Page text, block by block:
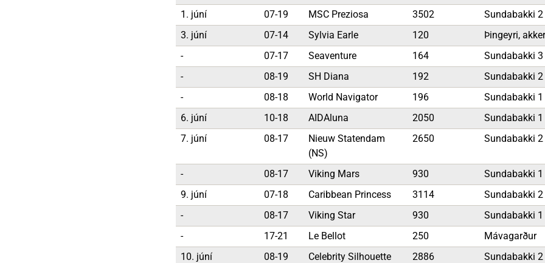
1. júní
07-19 MSC Preziosa 3502
Sundabakki 2
3. júní
07-14 Sylvia Earle 120
Þingeyri,
-
07-17 Seaventure 164
Sundabakki 3
-
08-19 SH Diana 192
Sundabakki 2
-
08-18 World Navigator 196
Sundabakki 1
6. júní
10-18 AIDAluna 2050
Sundabakki 1
7. júní
08-17
Nieuw Statendam
(NS)
2650 Sundabakki 2
- 08-17 Viking Mars 930
Sundabakki 1
9. júní
07-18 Caribbean Princess 3114
Sundabakki 2
-
08-17 Viking Star 930
Sundabakki 1
-
17-21 Le Bellot 250
Mávagarður
10. júní
08-19 Celebrity Silhouette 2886
Sundabakki 2